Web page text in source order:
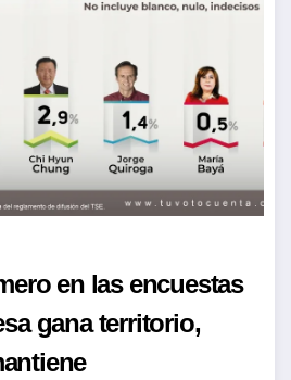
en las encuestas
gana territorio,